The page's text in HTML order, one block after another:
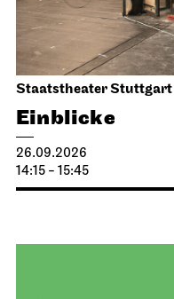
Staatstheater Stuttgart
Einblicke
26.09.2026
14:15 - 15:45